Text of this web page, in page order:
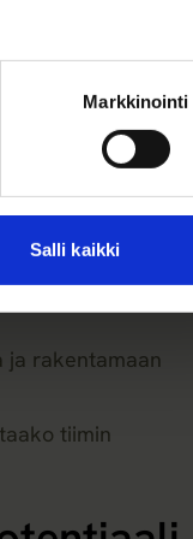
Markkinointi
Salli kaikki
vai vielä
ja rakentamaan
tiimin